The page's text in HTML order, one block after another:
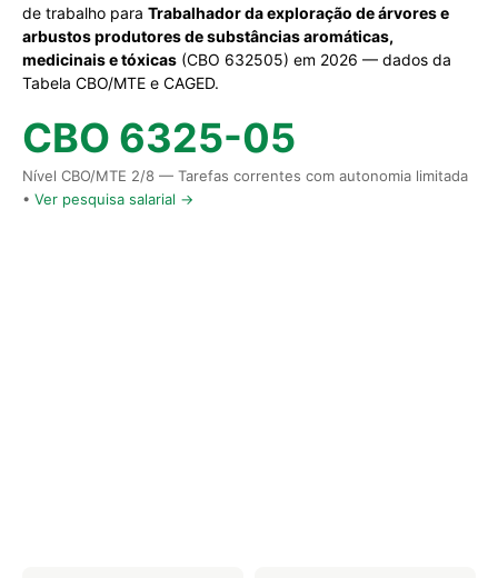
de trabalho para Trabalhador da exploração de árvores e
arbustos produtores de substâncias aromáticas,
medicinais e tóxicas (CBO 632505) em 2026 — dados da
Tabela CBO/MTE e CAGED.
CBO 6325-05
Nível CBO/MTE 2/8 — Tarefas correntes com autonomia limitada
• Ver pesquisa salarial →